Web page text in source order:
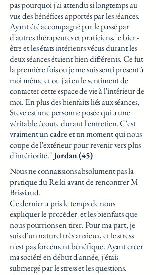
pas pourquoi j'ai attendu si longtemps au
vue des bénéfices apportés par les séances.
Ayant été accompagné par le passé par
d'autres thérapeutes et praticiens, le bien-
être et les états intérieurs vécus durant les
deux séances étaient bien différents. Ce fut
la première fois ou je me suis senti présent à
moi même et ou j'ai eu le sentiment de
contacter cette espace de vie à l'intérieur de
moi. En plus des bienfaits liés aux séances,
Steve est une personne posée qui a une
véritable écoute durant l'entretien. C'est
vraiment un cadre et un moment qui nous
coupe de l'extérieur pour revenir vers plus
d'intériorité."Jordan (45)
Nous ne connaissions absolument pas la
pratique du Reiki avant de rencontrer M
Brissiaud.
Ce dernier a pris le temps de nous
expliquer le procéder, et les bienfaits que
nous pourrions en tirer. Pour ma part, je
suis d'un naturel très anxieux, et le stress
n'est pas forcément bénéfique. Ayant créer
ma société en début d'année, j'étais
submergé par le stress et les questions.